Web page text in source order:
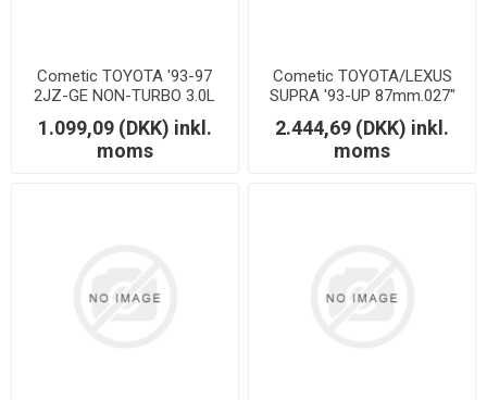
Cometic TOYOTA '93-97
2JZ-GE NON-TURBO 3.0L
Inline 6 Bottom
1.099,09 (DKK) inkl.
moms
Cometic TOYOTA/LEXUS
SUPRA '93-UP 87mm.027"
"MLS 2JZ MOTOR"
2.444,69 (DKK) inkl.
moms